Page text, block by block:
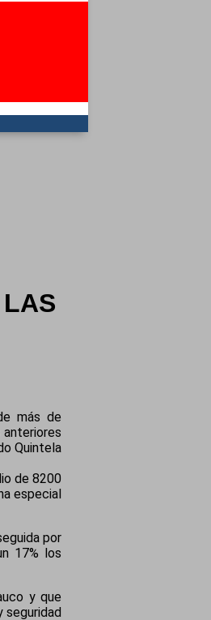
más de
Quintela
de 8200
especial
por
17% los
y que
seguridad